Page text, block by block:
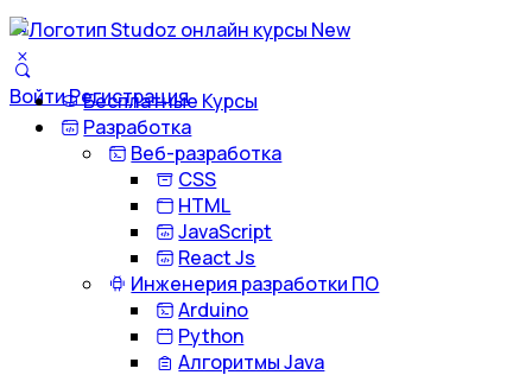
ВойтиРегистрация
Бесплатные Курсы
Разработка
Веб-разработка
CSS
HTML
JavaScript
React Js
Инженерия разработки ПО
Arduino
Python
Алгоритмы Java